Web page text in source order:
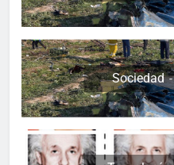
Sociedad